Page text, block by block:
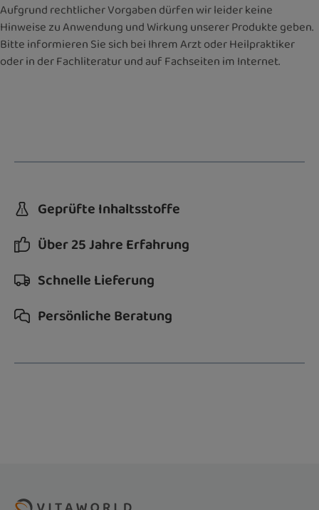
Aufgrund rechtlicher Vorgaben dürfen wir leider keine
Hinweise zu Anwendung und Wirkung unserer Produkte geben.
Bitte informieren Sie sich bei Ihrem Arzt oder Heilpraktiker
oder in der Fachliteratur und auf Fachseiten im Internet.
Geprüfte Inhaltsstoffe
Über 25 Jahre Erfahrung
Schnelle Lieferung
Persönliche Beratung